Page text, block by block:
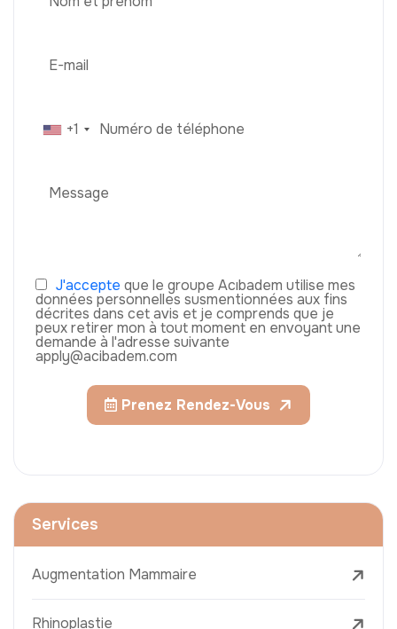
+1
J'accepte que le groupe Acıbadem utilise mes
données personnelles susmentionnées aux fins
décrites dans cet avis et je comprends que je
peux retirer mon à tout moment en envoyant une
demande à l'adresse suivante
apply@acibadem.com
Prenez Rendez-Vous
Services
Augmentation Mammaire
Rhinoplastie